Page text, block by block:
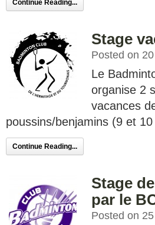
Continue Reading...
Stage
Posted on
Le
organise 2
vacances
poussins/benjamins (9 et
Continue Reading...
Stage
par le
Posted on